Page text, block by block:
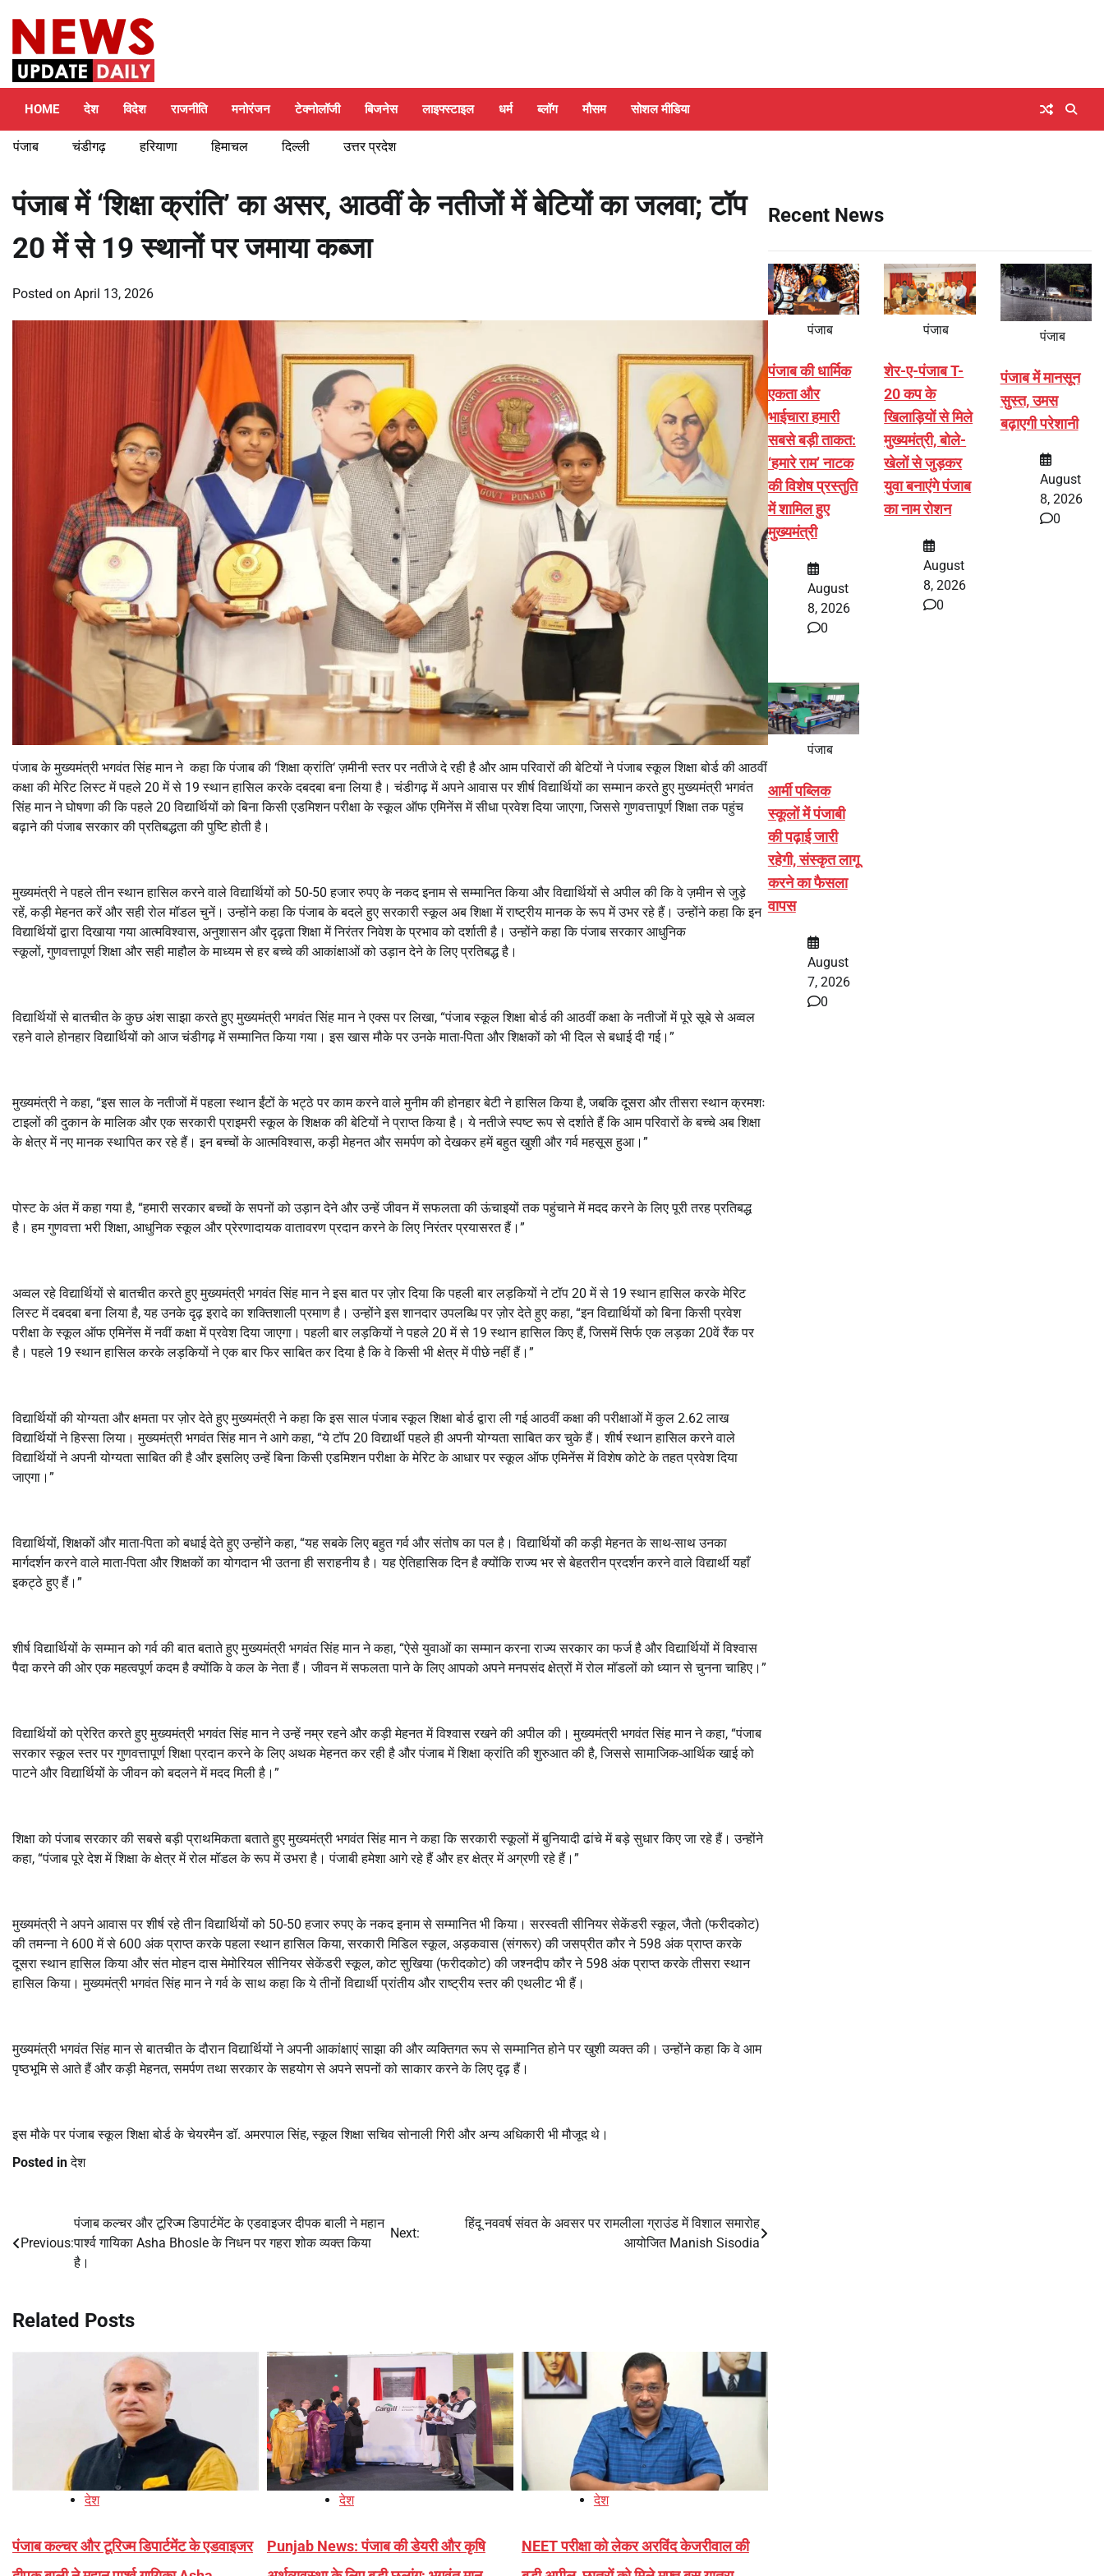
content
HOME देश विदेश राजनीति मनोरंजन टेक्नोलॉजी बिजनेस लाइफ्स्टाइल धर्म ब्लॉग मौसम सोशल मीडिया
पंजाब चंडीगढ़ हरियाणा हिमाचल दिल्ली उत्तर प्रदेश
पंजाब में ‘शिक्षा क्रांति’ का असर, आठवीं के नतीजों में बेटियों का जलवा; टॉप
20 में से 19 स्थानों पर जमाया कब्जा
Posted on April 13, 2026
पंजाब के मुख्यमंत्री भगवंत सिंह मान ने कहा कि पंजाब की ‘शिक्षा क्रांति‘ज़मीनी स्तर पर नतीजे दे रही है और आम परिवारों की बेटियों ने पंजाब स्कूल शिक्षा बोर्ड की आठवीं
कक्षा की मेरिट लिस्ट में पहले 20 में से 19 स्थान हासिल करके दबदबा बना लिया है। चंडीगढ़ में अपने आवास पर शीर्ष विद्यार्थियों का सम्मान करते हुए मुख्यमंत्री भगवंत
सिंह मान ने घोषणा की कि पहले 20 विद्यार्थियों को बिना किसी एडमिशन परीक्षा के स्कूल ऑफ एमिनेंस में सीधा प्रवेश दिया जाएगा,जिससे गुणवत्तापूर्ण शिक्षा तक पहुंच
बढ़ाने की पंजाब सरकार की प्रतिबद्धता की पुष्टि होती है।
मुख्यमंत्री ने पहले तीन स्थान हासिल करने वाले विद्यार्थियों को 50-50 हजार रुपए के नकद इनाम से सम्मानित किया और विद्यार्थियों से अपील की कि वे ज़मीन से जुड़े
रहें,कड़ी मेहनत करें और सही रोल मॉडल चुनें। उन्होंने कहा कि पंजाब के बदले हुए सरकारी स्कूल अब शिक्षा में राष्ट्रीय मानक के रूप में उभर रहे हैं। उन्होंने कहा कि इन
विद्यार्थियों द्वारा दिखाया गया आत्मविश्वास, अनुशासन और दृढ़ता शिक्षा में निरंतर निवेश के प्रभाव को दर्शाती है। उन्होंने कहा कि पंजाब सरकार आधुनिक
स्कूलों,गुणवत्तापूर्ण शिक्षा और सही माहौल के माध्यम से हर बच्चे की आकांक्षाओं को उड़ान देने के लिए प्रतिबद्ध है।
विद्यार्थियों से बातचीत के कुछ अंश साझा करते हुए मुख्यमंत्री भगवंत सिंह मान ने एक्स पर लिखा, “पंजाब स्कूल शिक्षा बोर्ड की आठवीं कक्षा के नतीजों में पूरे सूबे से अव्वल
रहने वाले होनहार विद्यार्थियों को आज चंडीगढ़ में सम्मानित किया गया। इस खास मौके पर उनके माता-पिता और शिक्षकों को भी दिल से बधाई दी गई।”
मुख्यमंत्री ने कहा, “इस साल के नतीजों में पहला स्थान ईंटों के भट्ठे पर काम करने वाले मुनीम की होनहार बेटी ने हासिल किया है,जबकि दूसरा और तीसरा स्थान क्रमशः
टाइलों की दुकान के मालिक और एक सरकारी प्राइमरी स्कूल के शिक्षक की बेटियों ने प्राप्त किया है। ये नतीजे स्पष्ट रूप से दर्शाते हैं कि आम परिवारों के बच्चे अब शिक्षा
के क्षेत्र में नए मानक स्थापित कर रहे हैं। इन बच्चों के आत्मविश्वास,कड़ी मेहनत और समर्पण को देखकर हमें बहुत खुशी और गर्व महसूस हुआ।”
पोस्ट के अंत में कहा गया है, “हमारी सरकार बच्चों के सपनों को उड़ान देने और उन्हें जीवन में सफलता की ऊंचाइयों तक पहुंचाने में मदद करने के लिए पूरी तरह प्रतिबद्ध
है। हम गुणवत्ता भरी शिक्षा, आधुनिक स्कूल और प्रेरणादायक वातावरण प्रदान करने के लिए निरंतर प्रयासरत हैं।”
अव्वल रहे विद्यार्थियों से बातचीत करते हुए मुख्यमंत्री भगवंत सिंह मान ने इस बात पर ज़ोर दिया कि पहली बार लड़कियों ने टॉप 20 में से 19 स्थान हासिल करके मेरिट
लिस्ट में दबदबा बना लिया है,यह उनके दृढ़ इरादे का शक्तिशाली प्रमाण है। उन्होंने इस शानदार उपलब्धि पर ज़ोर देते हुए कहा, “इन विद्यार्थियों को बिना किसी प्रवेश
परीक्षा के स्कूल ऑफ एमिनेंस में नवीं कक्षा में प्रवेश दिया जाएगा। पहली बार लड़कियों ने पहले 20 में से 19 स्थान हासिल किए हैं,जिसमें सिर्फ एक लड़का 20वें रैंक पर
है। पहले 19 स्थान हासिल करके लड़कियों ने एक बार फिर साबित कर दिया है कि वे किसी भी क्षेत्र में पीछे नहीं हैं।”
विद्यार्थियों की योग्यता और क्षमता पर ज़ोर देते हुए मुख्यमंत्री ने कहा कि इस साल पंजाब स्कूल शिक्षा बोर्ड द्वारा ली गई आठवीं कक्षा की परीक्षाओं में कुल 2.62लाख
विद्यार्थियों ने हिस्सा लिया। मुख्यमंत्री भगवंत सिंह मान ने आगे कहा, “ये टॉप 20 विद्यार्थी पहले ही अपनी योग्यता साबित कर चुके हैं। शीर्ष स्थान हासिल करने वाले
विद्यार्थियों ने अपनी योग्यता साबित की है और इसलिए उन्हें बिना किसी एडमिशन परीक्षा के मेरिट के आधार पर स्कूल ऑफ एमिनेंस में विशेष कोटे के तहत प्रवेश दिया
जाएगा।”
विद्यार्थियों,शिक्षकों और माता-पिता को बधाई देते हुए उन्होंने कहा, “यह सबके लिए बहुत गर्व और संतोष का पल है। विद्यार्थियों की कड़ी मेहनत के साथ-साथ उनका
मार्गदर्शन करने वाले माता-पिता और शिक्षकों का योगदान भी उतना ही सराहनीय है। यह ऐतिहासिक दिन है क्योंकि राज्य भर से बेहतरीन प्रदर्शन करने वाले विद्यार्थी यहाँ
इकट्ठे हुए हैं।”
शीर्ष विद्यार्थियों के सम्मान को गर्व की बात बताते हुए मुख्यमंत्री भगवंत सिंह मान ने कहा, “ऐसे युवाओं का सम्मान करना राज्य सरकार का फर्ज है और विद्यार्थियों में विश्वास
पैदा करने की ओर एक महत्वपूर्ण कदम है क्योंकि वे कल के नेता हैं। जीवन में सफलता पाने के लिए आपको अपने मनपसंद क्षेत्रों में रोल मॉडलों को ध्यान से चुनना चाहिए।”
विद्यार्थियों को प्रेरित करते हुए मुख्यमंत्री भगवंत सिंह मान ने उन्हें नम्र रहने और कड़ी मेहनत में विश्वास रखने की अपील की। मुख्यमंत्री भगवंत सिंह मान ने कहा, “पंजाब
सरकार स्कूल स्तर पर गुणवत्तापूर्ण शिक्षा प्रदान करने के लिए अथक मेहनत कर रही है और पंजाब में शिक्षा क्रांति की शुरुआत की है,जिससे सामाजिक-आर्थिक खाई को
पाटने और विद्यार्थियों के जीवन को बदलने में मदद मिली है।”
शिक्षा को पंजाब सरकार की सबसे बड़ी प्राथमिकता बताते हुए मुख्यमंत्री भगवंत सिंह मान ने कहा कि सरकारी स्कूलों में बुनियादी ढांचे में बड़े सुधार किए जा रहे हैं। उन्होंने
कहा, “पंजाब पूरे देश में शिक्षा के क्षेत्र में रोल मॉडल के रूप में उभरा है। पंजाबी हमेशा आगे रहे हैं और हर क्षेत्र में अग्रणी रहे हैं।”
मुख्यमंत्री ने अपने आवास पर शीर्ष रहे तीन विद्यार्थियों को 50-50 हजार रुपए के नकद इनाम से सम्मानित भी किया। सरस्वती सीनियर सेकेंडरी स्कूल,जैतो (फरीदकोट)
की तमन्ना ने 600 में से 600 अंक प्राप्त करके पहला स्थान हासिल किया,सरकारी मिडिल स्कूल, अड़कवास (संगरूर) की जसप्रीत कौर ने 598 अंक प्राप्त करके
दूसरा स्थान हासिल किया और संत मोहन दास मेमोरियल सीनियर सेकेंडरी स्कूल,कोट सुखिया (फरीदकोट) की जश्नदीप कौर ने 598 अंक प्राप्त करके तीसरा स्थान
हासिल किया। मुख्यमंत्री भगवंत सिंह मान ने गर्व के साथ कहा कि ये तीनों विद्यार्थी प्रांतीय और राष्ट्रीय स्तर की एथलीट भी हैं।
मुख्यमंत्री भगवंत सिंह मान से बातचीत के दौरान विद्यार्थियों ने अपनी आकांक्षाएं साझा की और व्यक्तिगत रूप से सम्मानित होने पर खुशी व्यक्त की। उन्होंने कहा कि वे आम
पृष्ठभूमि से आते हैं और कड़ी मेहनत,समर्पण तथा सरकार के सहयोग से अपने सपनों को साकार करने के लिए दृढ़ हैं।
इस मौके पर पंजाब स्कूल शिक्षा बोर्ड के चेयरमैन डॉ. अमरपाल सिंह,स्कूल शिक्षा सचिव सोनाली गिरी और अन्य अधिकारी भी मौजूद थे।
Posted inदेश
navigation
Previous:
पंजाब कल्चर और टूरिज्म डिपार्टमेंट के एडवाइजर दीपक बाली ने महान
पार्श्व गायिका Asha Bhosle के निधन पर गहरा शोक व्यक्त किया
है।
Next:
हिंदू नववर्ष संवत के अवसर पर रामलीला ग्राउंड में विशाल समारोह
आयोजित Manish Sisodia
Related Posts
देश
पंजाब कल्चर और टूरिज्म डिपार्टमेंट के एडवाइजर
देश
Punjab News: पंजाब की डेयरी और कृषि
देश
NEET परीक्षा को लेकर अरविंद केजरीवाल की
Recent News
पंजाब
पंजाब की धार्मिक
एकता और
भाईचारा हमारी
सबसे बड़ी ताकत:
‘हमारे राम’ नाटक
की विशेष प्रस्तुति
में शामिल हुए
मुख्यमंत्री
August
8, 2026
0
पंजाब
शेर-ए-पंजाब T-
20 कप के
खिलाड़ियों से मिले
मुख्यमंत्री, बोले-
खेलों से जुड़कर
युवा बनाएंगे पंजाब
का नाम रोशन
August
8, 2026
0
पंजाब
पंजाब में मानसून
सुस्त, उमस
बढ़ाएगी परेशानी
August
8, 2026
0
पंजाब
आर्मी पब्लिक
स्कूलों में पंजाबी
की पढ़ाई जारी
रहेगी, संस्कृत लागू
करने का फैसला
वापस
August
7, 2026
0